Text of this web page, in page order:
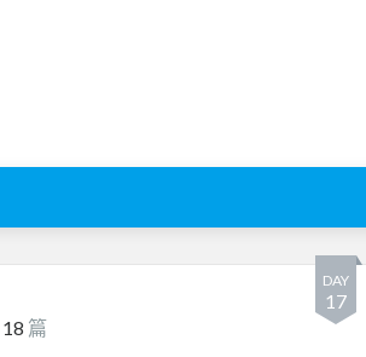
DAY
17
18 篇